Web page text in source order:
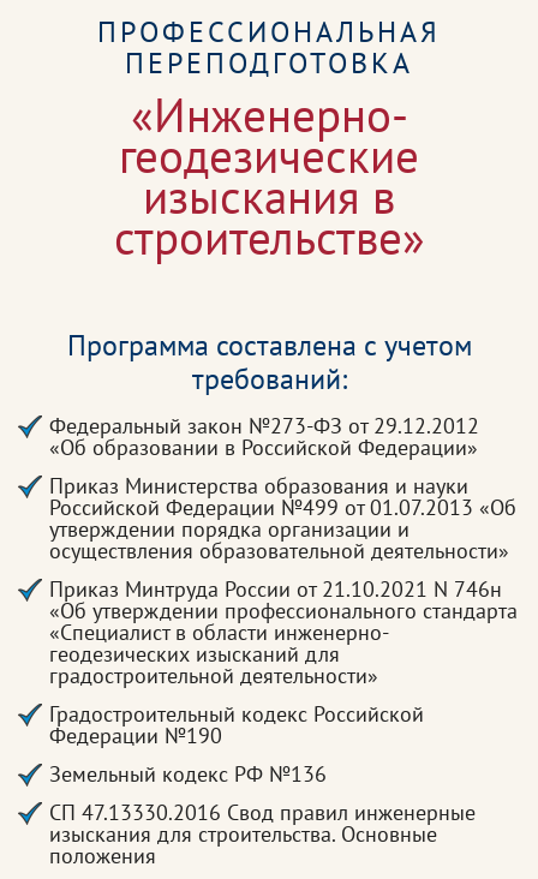
ПРОФЕССИОНАЛЬНАЯ
ПЕРЕПОДГОТОВКА
«Инженерно-
геодезические
изыскания в
строительстве»
Программа составлена с учетом
требований:
Федеральный закон №273-ФЗ от 29.12.2012
«Об образовании в Российской Федерации»
Приказ Министерства образования и науки
Российской Федерации №499 от 01.07.2013 «Об
утверждении порядка организации и
осуществления образовательной деятельности»
Приказ Минтруда России от 21.10.2021 N 746н
«Об утверждении профессионального стандарта
«Специалист в области инженерно-
геодезических изысканий для
градостроительной деятельности»
Градостроительный кодекс Российской
Федерации №190
Земельный кодекс РФ №136
СП 47.13330.2016 Свод правил инженерные
изыскания для строительства. Основные
положения